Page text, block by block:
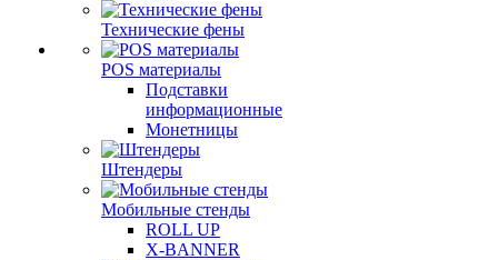
Технические фены
POS материалы
Подставки
информационные
Монетницы
Штендеры
Мобильные стенды
ROLL UP
X-BANNER